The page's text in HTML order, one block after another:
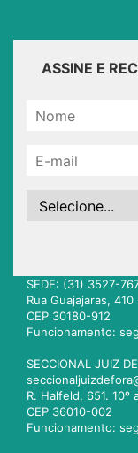
ASSINE E
SEDE: (31) 3527-
Rua Guajajaras,
CEP 30180-912
Funcionamento:
SECCIONAL JUIZ
R. Halfeld, 651. 10º
CEP 36010-002
Funcionamento: